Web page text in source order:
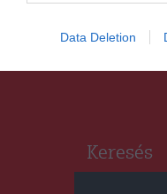
Data Deletion
Keresés